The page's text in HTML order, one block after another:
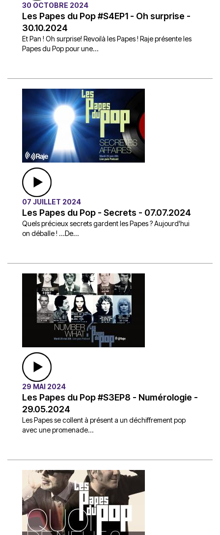
30 OCTOBRE 2024
Les Papes du Pop #S4EP1 - Oh surprise -
30.10.2024
Et Pan ! Oh surprise! Revoilà les Papes ! Raje présente les
Papes du Pop pour une...
07 JUILLET 2024
Les Papes du Pop - Secrets - 07.07.2024
Quels précieux secrets gardent les Papes ? Aujourd'hui
on déballe ! ...De...
29 MAI 2024
Les Papes du Pop #S3EP8 - Numérologie -
29.05.2024
Les Papes se collent à présent a un déchiffrement pop
avec une promenade...